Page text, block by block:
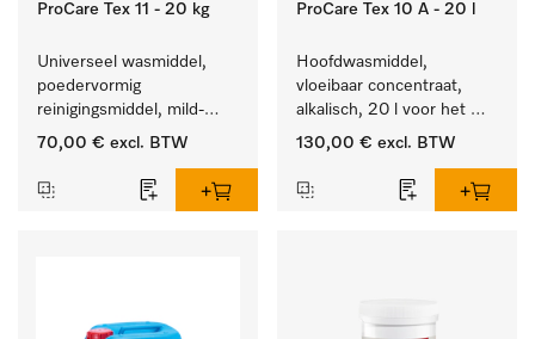
ProCare Tex 11 - 20 kg
Universeel wasmiddel,
poedervormig
reinigingsmiddel, mild-
alkalisch, 20 kg voor het
en kleurechte bonte was.
70,00 € excl. BTW
ProCare Tex 10 A - 20 l
Hoofdwasmiddel,
vloeibaar concentraat,
alkalisch, 20 l voor het
reinigen van wit wasgoed
130,00 € excl. BTW